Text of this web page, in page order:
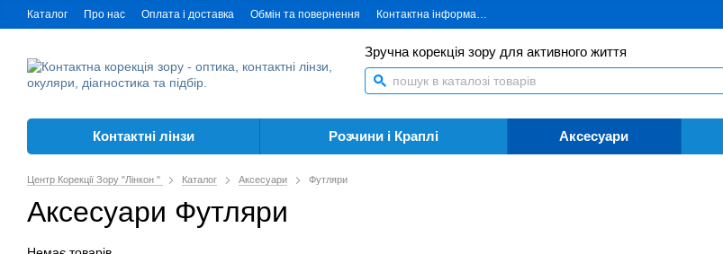
Каталог Про нас Оплата і доставка Обмін та повернення Контактна інформація
Зручна корекція зору для активного життя
Контактні лінзи Розчини і Краплі Аксесуари
Центр Корекції Зору "Лінкон " Каталог Аксесуари Футляри
Аксесуари Футляри